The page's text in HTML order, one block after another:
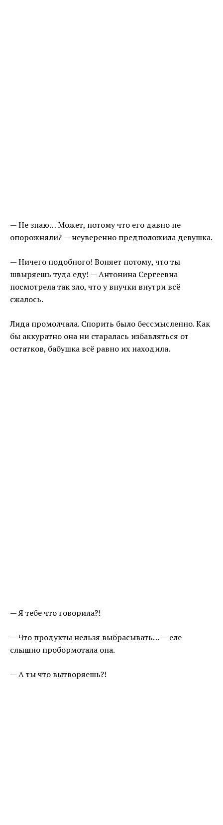
— Не знаю… Может, потому что его давно не
опорожняли? — неуверенно предположила девушка.
— Ничего подобного! Воняет потому, что ты
швыряешь туда еду! — Антонина Сергеевна
посмотрела так зло, что у внучки внутри всё
сжалось.
Лида промолчала. Спорить было бессмысленно. Как
бы аккуратно она ни старалась избавляться от
остатков, бабушка всё равно их находила.
— Я тебе что говорила?!
— Что продукты нельзя выбрасывать… — еле
слышно пробормотала она.
— А ты что вытворяешь?!